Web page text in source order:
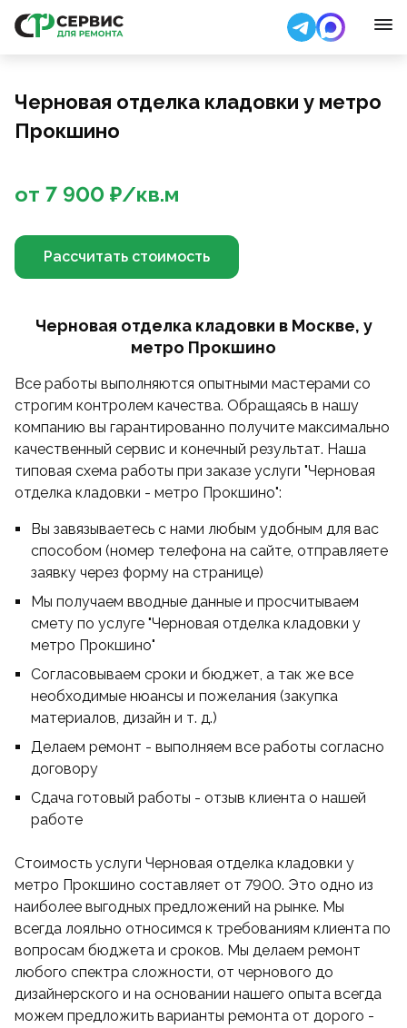
Черновая отделка кладовки у метро
Прокшино
от 7 900 ₽/кв.м
Рассчитать стоимость
Черновая отделка кладовки в Москве, у
метро Прокшино
Все работы выполняются опытными мастерами со
строгим контролем качества. Обращаясь в нашу
компанию вы гарантированно получите максимально
качественный сервис и конечный результат. Наша
типовая схема работы при заказе услуги "Черновая
отделка кладовки - метро Прокшино":
Вы завязываетесь с нами любым удобным для вас
способом (номер телефона на сайте, отправляете
заявку через форму на странице)
Мы получаем вводные данные и просчитываем
смету по услуге "Черновая отделка кладовки у
метро Прокшино"
Согласовываем сроки и бюджет, а так же все
необходимые нюансы и пожелания (закупка
материалов, дизайн и т. д.)
Делаем ремонт - выполняем все работы согласно
договору
Сдача готовый работы - отзыв клиента о нашей
работе
Стоимость услуги Черновая отделка кладовки у
метро Прокшино составляет от 7900. Это одно из
наиболее выгодных предложений на рынке. Мы
всегда лояльно относимся к требованиям клиента по
вопросам бюджета и сроков. Мы делаем ремонт
любого спектра сложности, от чернового до
дизайнерского и на основании нашего опыта всегда
можем предложить варианты ремонта от дорого -